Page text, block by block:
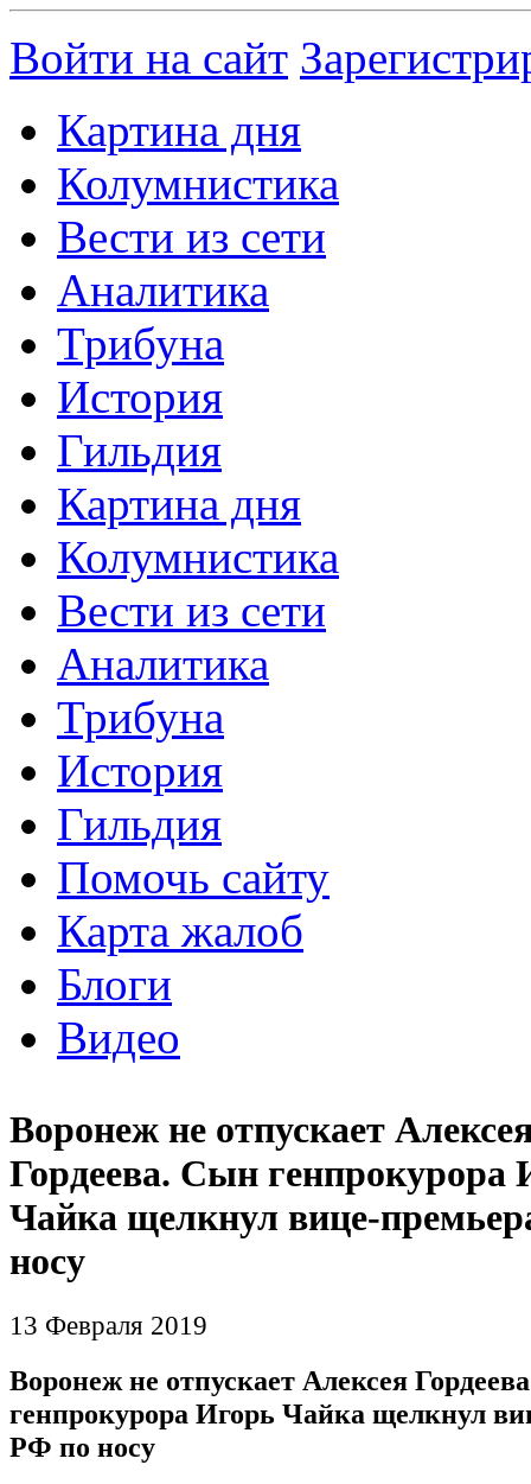
Войти на сайт
Картина дня
Колумнистика
Вести из сети
Аналитика
Трибуна
История
Гильдия
Картина дня
Колумнистика
Вести из сети
Аналитика
Трибуна
История
Гильдия
Помочь сайту
Карта жалоб
Блоги
Видео
Воронеж не отпускает
Гордеева. Сын генпрокурора
Чайка щелкнул вице-
носу
13 Февраля 2019
Воронеж не отпускает Алексея
генпрокурора Игорь Чайка щелкнул
РФ по носу